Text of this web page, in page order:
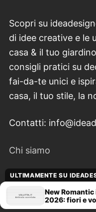
Scopri su
di idee creative e le
casa & il tuo
consigli pratici su
fai-da-te unici e
casa, il tuo stile, la
Contatti:
Chi siamo
Redazione
Contattaci
ULTIMAMENTE SU
New
2026: fiori e
pulite